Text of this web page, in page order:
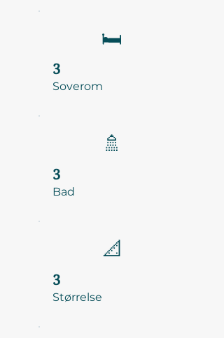
🛏️
3
Soverom
🚿
3
Bad
📐
3
Størrelse